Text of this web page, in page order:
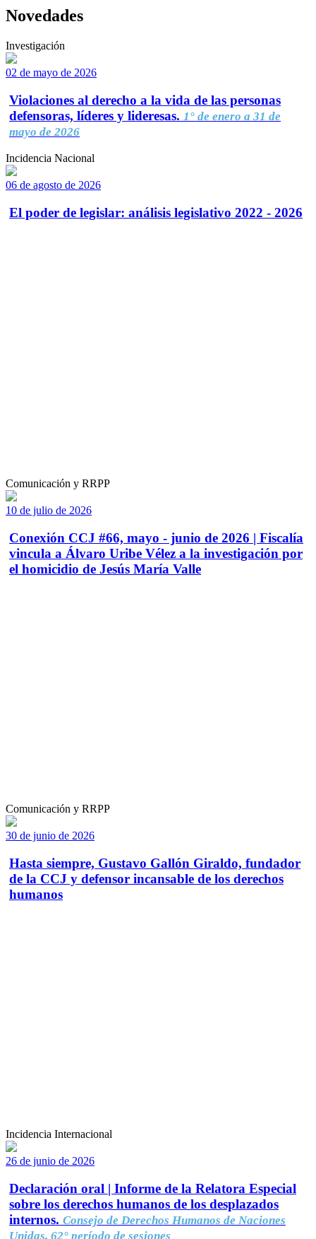
Novedades
Investigación
02 de mayo de 2026
Violaciones al derecho a la vida de las personas
defensoras, líderes y lideresas. 1° de enero a 31 de
mayo de 2026
Incidencia Nacional
06 de agosto de 2026
El poder de legislar: análisis legislativo 2022 - 2026
Comunicación y RRPP
10 de julio de 2026
Conexión CCJ #66, mayo - junio de 2026 | Fiscalía
vincula a Álvaro Uribe Vélez a la investigación por
el homicidio de Jesús María Valle
Comunicación y RRPP
30 de junio de 2026
Hasta siempre, Gustavo Gallón Giraldo, fundador
de la CCJ y defensor incansable de los derechos
humanos
Incidencia Internacional
26 de junio de 2026
Declaración oral | Informe de la Relatora Especial
sobre los derechos humanos de los desplazados
internos. Consejo de Derechos Humanos de Naciones
Unidas, 62° período de sesiones